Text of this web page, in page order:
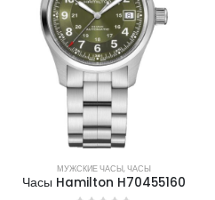
МУЖСКИЕ ЧАСЫ,ЧАСЫ
Часы Hamilton H70455160